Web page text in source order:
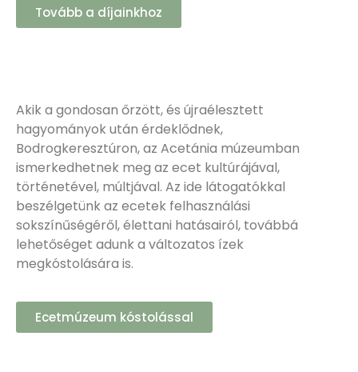
Tovább a díjainkhoz
Akik a gondosan őrzött, és újraélesztett
hagyományok után érdeklődnek,
Bodrogkeresztúron, az Acetánia múzeumban
ismerkedhetnek meg az ecet kultúrájával,
történetével, múltjával. Az ide látogatókkal
beszélgetünk az ecetek felhasználási
sokszínűségéről, élettani hatásairól, továbbá
lehetőséget adunk a változatos ízek
megkóstolására is.
Ecetmúzeum kóstolással